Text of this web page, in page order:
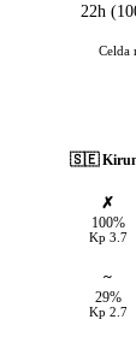
22h
Celda
🇸🇪
✗
100%
Kp 3.7
~
29%
Kp 2.7